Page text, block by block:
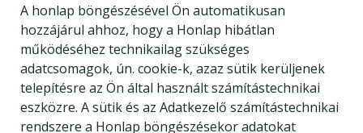
A honlap böngészésével Ön automatikusan
hozzájárul ahhoz, hogy a Honlap hibátlan
működéséhez technikailag szükséges
adatcsomagok, ún. cookie-k, azaz sütik kerüljenek
telepítésre az Ön által használt számítástechnikai
eszközre. A sütik és az Adatkezelő számítástechnikai
rendszere a Honlap böngészésekor adatokat